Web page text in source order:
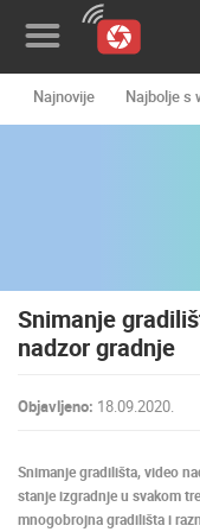
Novosti&Blog
Izdvojeno
Karta
KONTAKTIRAJTE
Najnovije Najbolje s
Snimanje
nadzor gradnje
Objavljeno: 18.09.2020.
Snimanje gradilišta, video
stanje izgradnje u svakom
mnogobrojna gradilišta i